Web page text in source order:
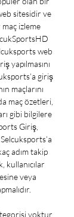
sitesidir ve
maç izleme
web
yapılmasını
giriş
maçlarını
maç özetleri,
gibi bilgilere
Giriş,
adım takip
kullanıcılar
veya
yoktur.